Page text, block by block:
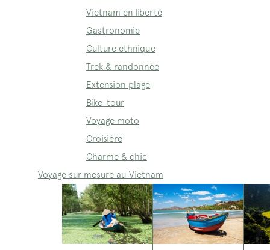
Vietnam en liberté
Gastronomie
Culture ethnique
Trek & randonnée
Extension plage
Bike-tour
Voyage moto
Croisière
Charme & chic
Voyage sur mesure au Vietnam